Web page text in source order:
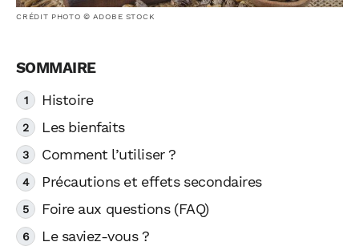
CRÉDIT PHOTO © ADOBE STOCK
Histoire
Les bienfaits
Comment l’utiliser ?
Précautions et effets secondaires
Foire aux questions (FAQ)
Le saviez-vous ?